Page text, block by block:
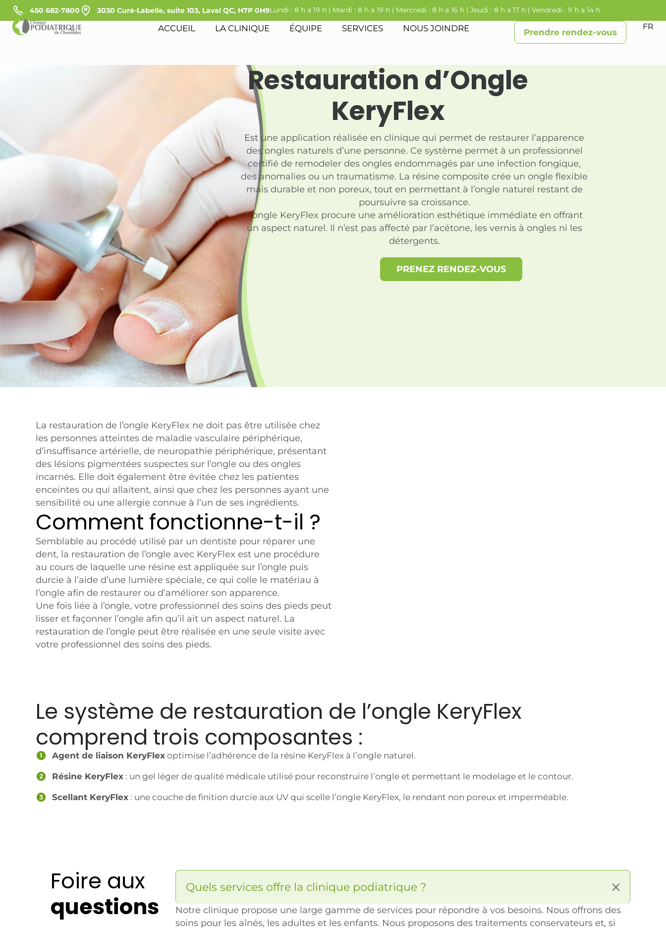
450 682-7800 3030 Curé-Labelle, suite 103, Laval QC, H7P 0H9Lundi : 8 h à 19 h | Mardi : 8 h à 19 h | Mercredi : 8 h à 16 h | Jeudi : 8 h à 17 h | Vendredi : 9 h à 14 h
ACCUEIL LA CLINIQUE ÉQUIPE SERVICES NOUS JOINDRE Prendre rendez-vous
FR
Restauration d’Ongle
KeryFlex
Est une application réalisée en clinique qui permet de restaurer l’apparence
des ongles naturels d’une personne. Ce système permet à un professionnel
certifié de remodeler des ongles endommagés par une infection fongique,
des anomalies ou un traumatisme. La résine composite crée un ongle flexible
mais durable et non poreux, tout en permettant à l’ongle naturel restant de
poursuivre sa croissance.
L’ongle KeryFlex procure une amélioration esthétique immédiate en offrant
un aspect naturel. Il n’est pas affecté par l’acétone, les vernis à ongles ni les
détergents.
PRENEZ RENDEZ-VOUS
La restauration de l’ongle KeryFlex ne doit pas être utilisée chez
les personnes atteintes de maladie vasculaire périphérique,
d’insuffisance artérielle, de neuropathie périphérique, présentant
des lésions pigmentées suspectes sur l’ongle ou des ongles
incarnés. Elle doit également être évitée chez les patientes
enceintes ou qui allaitent, ainsi que chez les personnes ayant une
sensibilité ou une allergie connue à l’un de ses ingrédients.
Comment fonctionne-t-il ?
Semblable au procédé utilisé par un dentiste pour réparer une
dent, la restauration de l’ongle avec KeryFlex est une procédure
au cours de laquelle une résine est appliquée sur l’ongle puis
durcie à l’aide d’une lumière spéciale, ce qui colle le matériau à
l’ongle afin de restaurer ou d’améliorer son apparence.
Une fois liée à l’ongle, votre professionnel des soins des pieds peut
lisser et façonner l’ongle afin qu’il ait un aspect naturel. La
restauration de l’ongle peut être réalisée en une seule visite avec
votre professionnel des soins des pieds.
Le système de restauration de l’ongle KeryFlex
comprend trois composantes :
Agent de liaison KeryFlexoptimise l’adhérence de la résine KeryFlex à l’ongle naturel.
Résine KeryFlex: un gel léger de qualité médicale utilisé pour reconstruire l’ongle et permettant le modelage et le contour.
Scellant KeryFlex: une couche de finition durcie aux UV qui scelle l’ongle KeryFlex, le rendant non poreux et imperméable.
Foire aux
questions
Quels services offre la clinique podiatrique ?
Notre clinique propose une large gamme de services pour répondre à vos besoins. Nous offrons des
soins pour les aînés, les adultes et les enfants. Nous proposons des traitements conservateurs et, si